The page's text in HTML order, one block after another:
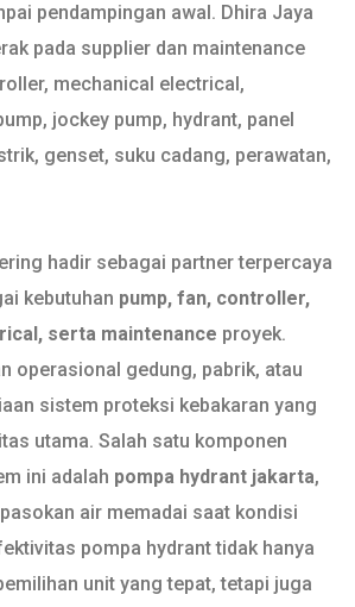
pendampingan awal. Dhira Jaya
pada supplier dan maintenance
mechanical electrical,
jockey pump, hydrant, panel
genset, suku cadang, perawatan,
hadir sebagai partner terpercaya
kebutuhan pump, fan, controller,
serta maintenance proyek.
operasional gedung, pabrik, atau
sistem proteksi kebakaran yang
utama. Salah satu komponen
ini adalah pompa hydrant jakarta,
air memadai saat kondisi
pompa hydrant tidak hanya
unit yang tepat, tetapi juga